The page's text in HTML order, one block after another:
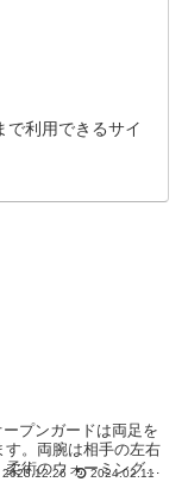
で利用できるサイ
プンガードは両足を
。両腕は相手の左右
術のウォーミングア
2024.02.11